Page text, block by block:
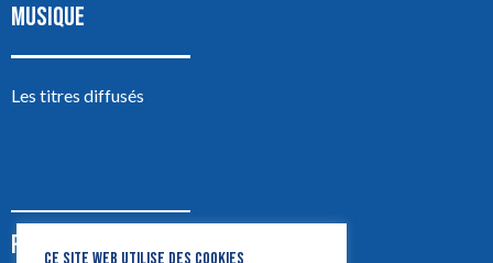
MUSIQUE
Les titres diffusés
PODCASTS